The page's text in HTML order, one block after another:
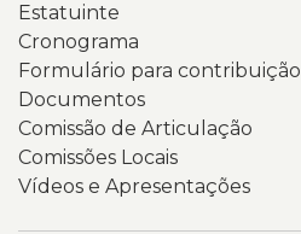
Estatuinte
Cronograma
Formulário para contribuição
Documentos
Comissão de Articulação
Comissões Locais
Vídeos e Apresentações